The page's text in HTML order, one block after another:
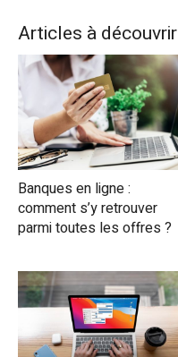
Articles à découvrir
Banques en ligne :
comment s’y retrouver
parmi toutes les offres ?